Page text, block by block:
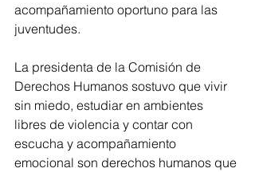
acompañamiento oportuno para las
juventudes.
La presidenta de la Comisión de
Derechos Humanos sostuvo que vivir
sin miedo, estudiar en ambientes
libres de violencia y contar con
escucha y acompañamiento
emocional son derechos humanos que